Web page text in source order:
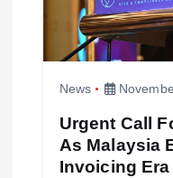
News
Urgent Call
As Malaysia
Invoicing Era